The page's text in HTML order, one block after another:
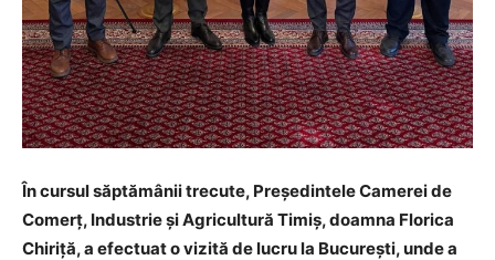
În cursul săptămânii trecute, Președintele Camerei de
Comerț, Industrie și Agricultură Timiș, doamna Florica
Chiriţă, a efectuat o vizită de lucru la București, unde a